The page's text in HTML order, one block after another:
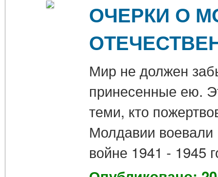
ОЧЕРКИ О
Мир не должен
принесенные ею.
теми, кто
Молдавии
войне 1941 -